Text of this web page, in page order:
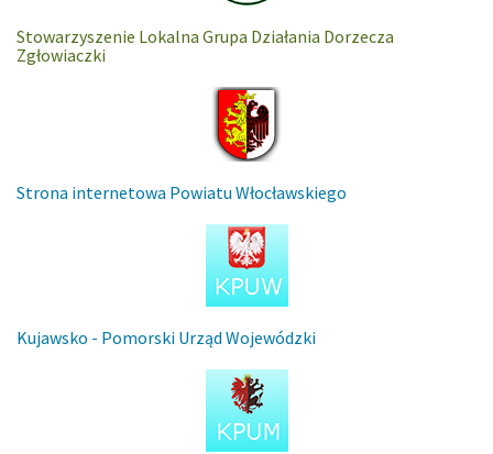
Stowarzyszenie Lokalna Grupa Działania Dorzecza
Zgłowiaczki
Strona internetowa Powiatu Włocławskiego
Kujawsko - Pomorski Urząd Wojewódzki